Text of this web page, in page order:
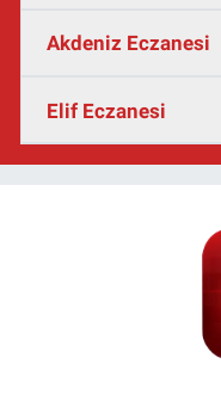
Akdeniz Eczanesi
Elif Eczanesi